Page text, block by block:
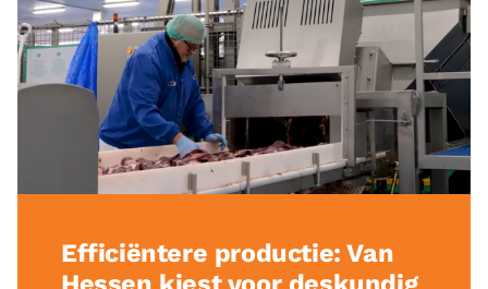
Efficiëntere productie: Van